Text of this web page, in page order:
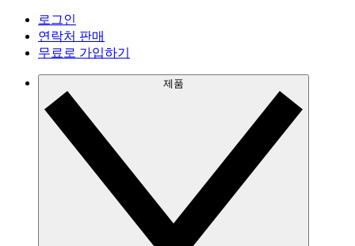
로그인
연락처 판매
무료로 가입하기
제품